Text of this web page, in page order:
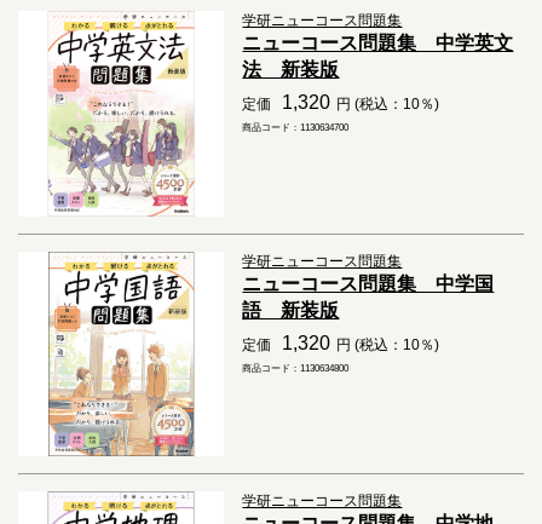
学研ニューコース問題集
ニューコース問題集 中学英文
法 新装版
定価 1,320 円 (税込：10％)
商品コード：1130634700
学研ニューコース問題集
ニューコース問題集 中学国
語 新装版
定価 1,320 円 (税込：10％)
商品コード：1130634800
学研ニューコース問題集